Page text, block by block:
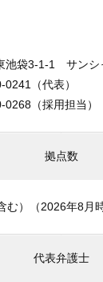
池袋3-1-1 サンシ
（代表）
（採用担当）
拠点数
む）（2026年8月時
代表弁護士